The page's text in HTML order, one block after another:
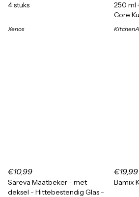
4 stuks
Xenos
250 ml
Core
€10,99
Sareva Maatbeker - met
deksel - Hittebestendig Glas -
€19,99
Bamix